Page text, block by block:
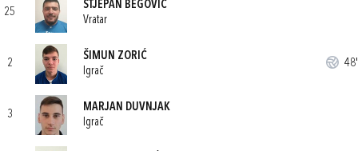
25
STJEPAN BEGOVIĆ
Vratar
2
ŠIMUN ZORIĆ
Igrač
48'
3
MARJAN DUVNJAK
Igrač